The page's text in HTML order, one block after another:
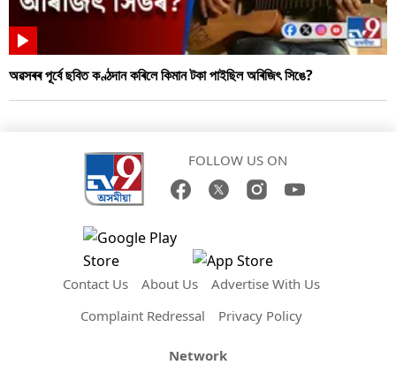
অৱসৰৰ পূৰ্বে ছবিত কণ্ঠদান কৰিলে কিমান টকা পাইছিল অৰিজিৎ সিঙে?
FOLLOW US ON
Contact Us About Us
Advertise With Us
Complaint Redressal
Privacy Policy
Network